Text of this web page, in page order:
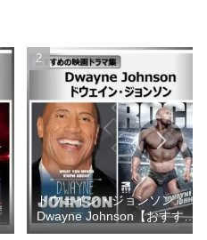
ドウェイン・ジョンソン：
Dwayne Johnson【おすすめ
の映画ドラマ集】